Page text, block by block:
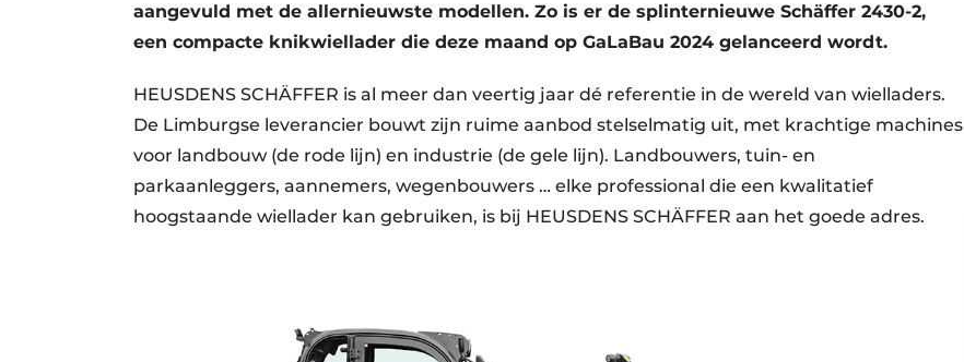
aangevuld met de allernieuwste modellen. Zo is er de splinternieuwe Schäffer 2430-2,
een compacte knikwiellader die deze maand op GaLaBau 2024 gelanceerd wordt.
HEUSDENS SCHÄFFER is al meer dan veertig jaar dé referentie in de wereld van wielladers.
De Limburgse leverancier bouwt zijn ruime aanbod stelselmatig uit, met krachtige machines
voor landbouw (de rode lijn) en industrie (de gele lijn). Landbouwers, tuin- en
parkaanleggers, aannemers, wegenbouwers … elke professional die een kwalitatief
hoogstaande wiellader kan gebruiken, is bij HEUSDENS SCHÄFFER aan het goede adres.